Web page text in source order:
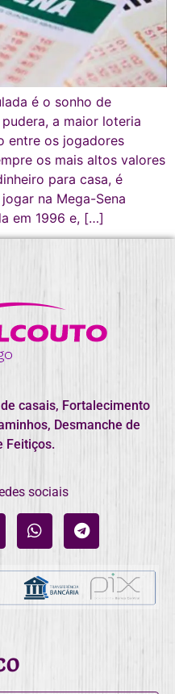
é o sonho de
a maior loteria
entre os jogadores
os mais altos valores
para casa, é
na Mega-Sena
em 1996 e, […]
casais, Fortalecimento
Desmanche de
Feitiços.
sociais